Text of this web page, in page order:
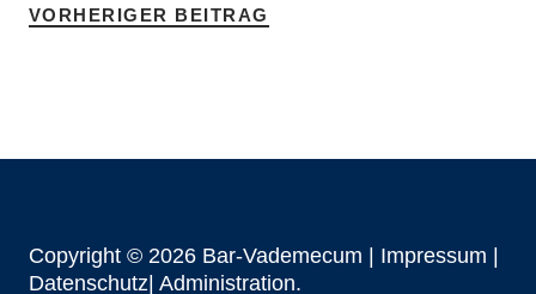
VORHERIGER BEITRAG
Copyright © 2026 Bar-Vademecum | Impressum
Datenschutz| Administration